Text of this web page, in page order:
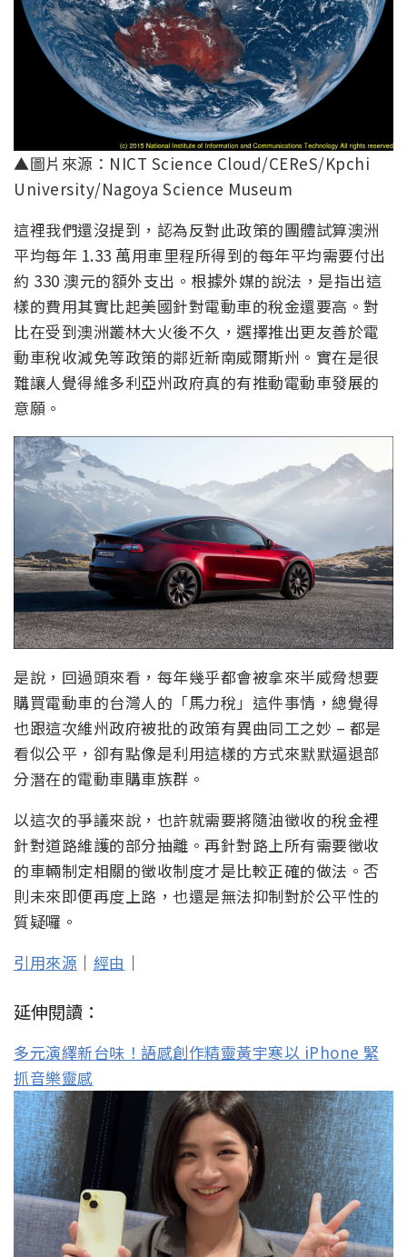
▲圖片來源：NICT Science Cloud/CEReS/Kpchi
University/Nagoya Science Museum
這裡我們還沒提到，認為反對此政策的團體試算澳洲
平均每年 1.33 萬用車里程所得到的每年平均需要付出
約 330 澳元的額外支出。根據外媒的說法，是指出這
樣的費用其實比起美國針對電動車的稅金還要高。對
比在受到澳洲叢林大火後不久，選擇推出更友善於電
動車稅收減免等政策的鄰近新南威爾斯州。實在是很
難讓人覺得維多利亞州政府真的有推動電動車發展的
意願。
是說，回過頭來看，每年幾乎都會被拿來半威脅想要
購買電動車的台灣人的「馬力稅」這件事情，總覺得
也跟這次維州政府被批的政策有異曲同工之妙 – 都是
看似公平，卻有點像是利用這樣的方式來默默逼退部
分潛在的電動車購車族群。
以這次的爭議來說，也許就需要將隨油徵收的稅金裡
針對道路維護的部分抽離。再針對路上所有需要徵收
的車輛制定相關的徵收制度才是比較正確的做法。否
則未來即便再度上路，也還是無法抑制對於公平性的
質疑囉。
引用來源 ｜ 經由 ｜
延伸閱讀：
多元演繹新台味！語感創作精靈黃宇寒以 iPhone 緊
抓音樂靈感